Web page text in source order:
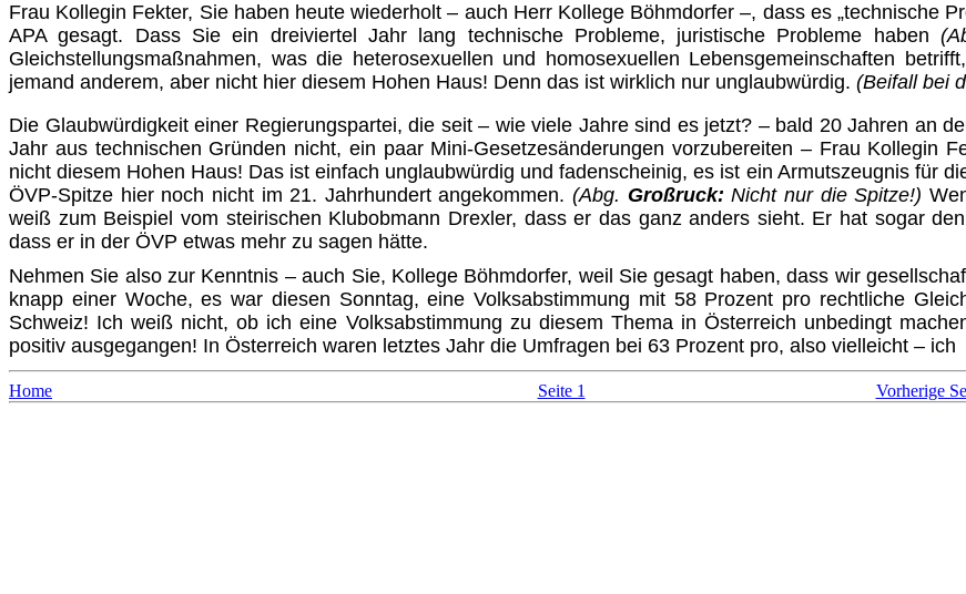
Frau Kollegin Fekter, Sie haben heute wiederholt – auch Herr Kollege Böhmdorfer –, dass es „technische
APA gesagt. Dass Sie ein dreiviertel Jahr lang technische Probleme, juristische Probleme haben
Gleichstellungs­maßnah­men, was die heterosexuellen und homosexuellen Lebensgemeinschaften
jemand anderem, aber nicht hier diesem Hohen Haus! Denn das ist wirklich nur unglaubwürdig. (Beifall bei
Die Glaubwürdigkeit einer Regierungspartei, die seit – wie viele Jahre sind es jetzt? – bald 20 Jahren an
Jahr aus technischen Gründen nicht, ein paar Mini-Gesetzesänderungen vorzubereiten – Frau Kollegin
nicht diesem Hohen Haus! Das ist einfach unglaubwürdig und fadenscheinig, es ist ein Armuts­zeugnis für
ÖVP-Spitze hier noch nicht im 21. Jahrhundert angekommen.(Abg. Großruck: Nicht nur die Spitze!)
weiß zum Beispiel vom steirischen Klubobmann Drexler, dass er das ganz anders sieht. Er hat sogar
dass er in der ÖVP etwas mehr zu sagen hätte.
Nehmen Sie also zur Kenntnis – auch Sie, Kollege Böhmdorfer, weil Sie gesagt haben, dass wir
knapp einer Woche, es war diesen Sonntag, eine Volksabstimmung mit 58 Prozent pro rechtliche
Schweiz! Ich weiß nicht, ob ich eine Volksabstimmung zu diesem Thema in Österreich unbedingt
positiv ausgegangen! In Österreich waren letztes Jahr die Umfragen bei 63 Prozent pro, also vielleicht – ich
Home Seite 1 Vorherige